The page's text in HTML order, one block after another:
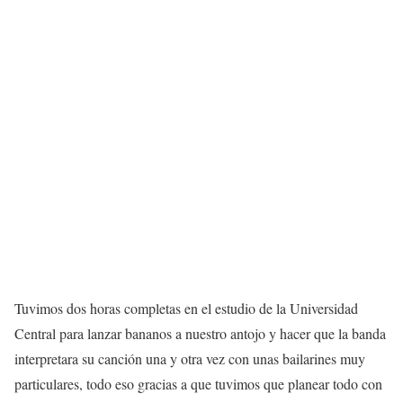
Tuvimos dos horas completas en el estudio de la Universidad
Central para lanzar bananos a nuestro antojo y hacer que la banda
interpretara su canción una y otra vez con unas bailarines muy
particulares, todo eso gracias a que tuvimos que planear todo con